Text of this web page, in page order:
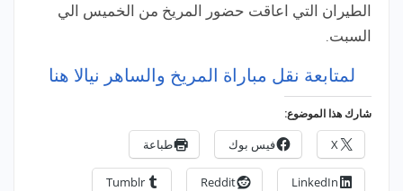
الطيران التي اعاقت حضور المريخ من الخميس الي
السبت.
لمتابعة نقل مباراة المريخ والساهر نيالا هنا
شارك هذا الموضوع:
X فيس بوك طباعة
LinkedIn
Reddit
Tumblr